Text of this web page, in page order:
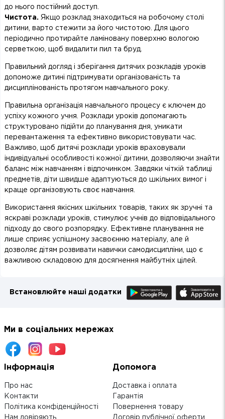
до нього постійний доступ.
Чистота. Якщо розклад знаходиться на робочому столі
дитини, варто стежити за його чистотою. Для цього
періодично протирайте ламіновану поверхню вологою
серветкою, щоб видалити пил та бруд.
Правильний догляд і зберігання дитячих розкладів уроків
допоможе дитині підтримувати організованість та
дисциплінованість протягом навчального року.
Правильна організація навчального процесу є ключем до
успіху кожного учня. Розклади уроків допомагають
структуровано підійти до планування дня, уникати
перевантаження та ефективно використовувати час.
Важливо, щоб дитячі розклади уроків враховували
індивідуальні особливості кожної дитини, дозволяючи знайти
баланс між навчанням і відпочинком. Завдяки чіткій таблиці
предметів, діти швидше адаптуються до шкільних вимог і
краще організовують своє навчання.
Використання якісних шкільних товарів, таких як зручні та
яскраві розклади уроків, стимулює учнів до відповідального
підходу до свого розпорядку. Ефективне планування не
лише сприяє успішному засвоєнню матеріалу, але й
дозволяє дітям розвивати навички самодисципліни, що є
важливою складовою для досягнення майбутніх цілей.
Встановлюйте наші додатки
Ми в соціальних мережах
Інформація
Про нас
Контакти
Політика конфіденційності
Нам довіряють
Допомога
Доставка і оплата
Гарантія
Повернення товару
Договір публічної оферти